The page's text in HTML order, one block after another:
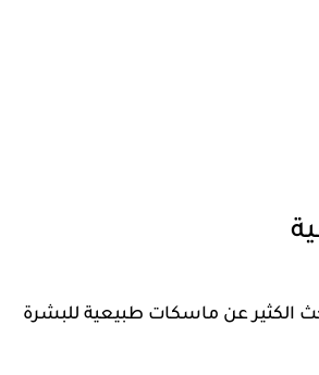
الكثير عن ماسكات طبيعية للبشرة